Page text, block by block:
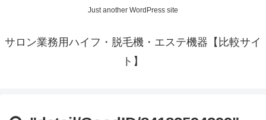
Just another WordPress site
サロン業務用ハイフ・脱毛機・エステ機器【比較サイ
ト】